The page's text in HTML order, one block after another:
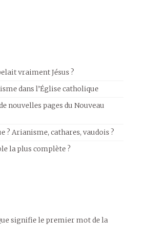
vraiment Jésus ?
dans l’Église catholique
nouvelles pages du Nouveau
? Arianisme, cathares, vaudois ?
la plus complète ?
signifie le premier mot de la